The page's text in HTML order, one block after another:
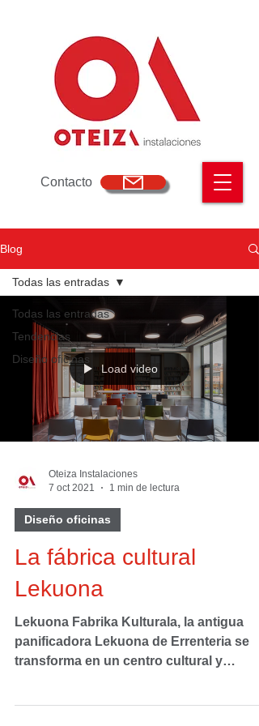
Contacto
Blog
Todas las entradas
Tendencias
Diseño oficinas
Todas las entradas
Load video
Oteiza Instalaciones
7 oct 2021
1 min de lectura
Diseño oficinas
La fábrica cultural
Lekuona
Lekuona Fabrika Kulturala, la antigua
panificadora Lekuona de Errenteria se
transforma en un centro cultural y